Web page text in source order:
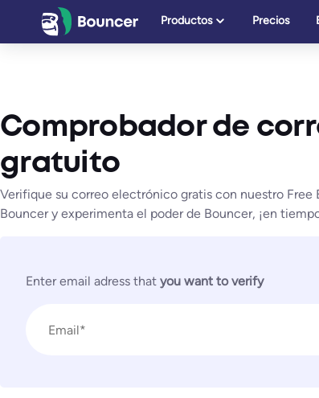
Productos Precios
Comprobador de
gratuito
Verifique su correo electrónico gratis con nuestro Free
Bouncer y experimenta el poder de Bouncer, ¡en
Enter email adress that you want to verify